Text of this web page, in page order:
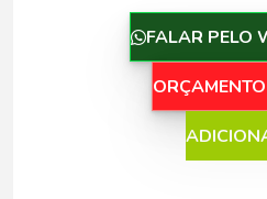
FALAR PELO